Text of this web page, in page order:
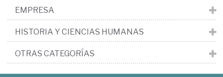
EMPRESA
HISTORIA Y CIENCIAS HUMANAS
OTRAS CATEGORÍAS